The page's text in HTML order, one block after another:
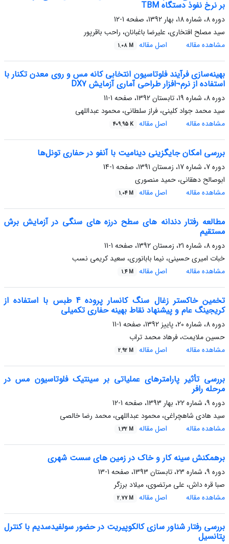
بر نرخ نفوذ دستگاه TBM
دوره 8، شماره 18، بهار 1392، صفحه
1-12
سید مصلح افتخاری، علیرضا باغبانان، راحب باقرپور
مشاهده مقاله
اصل مقاله 1.08 M
بهینه‌سازی فرآیند فلوتاسیون انتخابی کانه مس و روی معدن تکنار با
استفاده از نرم¬افزار طراحی آماری آزمایش DX7
دوره 8، شماره 19، تابستان 1392، صفحه
1-11
سید محمد جواد کلینی، فراز سلطانی، محمود عبداللهی
مشاهده مقاله
اصل مقاله 409.95 K
بررسی امکان جایگزینی دینامیت با آنفو در حفاری تونل‌ها
دوره 7، شماره 17، زمستان 1391، صفحه
1-14
ابوصالح دهقانی، حمید منصوری
مشاهده مقاله
اصل مقاله 1.04 M
مطالعه رفتار دندانه های سطح درزه های سنگی در آزمایش برش
مستقیم
دوره 8، شماره 21، زمستان 1392، صفحه
1-11
خبات امیری حسینی، نیما بابانوری، سعید کریمی نسب
مشاهده مقاله
اصل مقاله 1.4 M
تخمین خاکستر زغال سنگ کانسار پروده 4 طبس با استفاده از
کریجینگ عام و پیشنهاد نقاط بهینه حفاری تکمیلی
دوره 8، شماره 20، پاییز 1392، صفحه
1-11
حسین ملایمت، فرهاد محمد تراب
مشاهده مقاله
اصل مقاله 2.92 M
بررسی تأثیر پارامترهای عملیاتی بر سینتیک فلوتاسیون مس در
مرحله رافر
دوره 9، شماره 22، بهار 1393، صفحه
1-12
سید هادی شاهچراغی، محمود عبداللهی، محمد رضا خالصی
مشاهده مقاله
اصل مقاله 1.32 M
برهمکنش سینه کار و خاک در زمین های سست شهری
دوره 9، شماره 23، تابستان 1393، صفحه
1-13
صبا قره داش، علی مرتضوی، میلاد برزگر
مشاهده مقاله
اصل مقاله 2.77 M
بررسی رفتار شناور سازی کالکوپیریت در حضور سولفیدسدیم با کنترل
پتانسیل